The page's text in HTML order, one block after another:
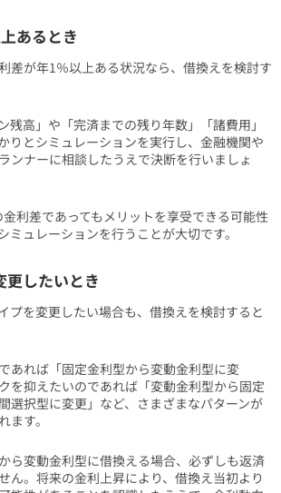
あるとき
差が年1％以上ある状況なら、借換えを検討す
残高」や「完済までの残り年数」「諸費用」
りとシミュレーションを実行し、金融機関や
ンナーに相談したうえで決断を行いましょ
利差であってもメリットを享受できる可能性
ミュレーションを行うことが大切です。
更したいとき
プを変更したい場合も、借換えを検討すると
あれば「固定金利型から変動金利型に変
を抑えたいのであれば「変動金利型から固定
選択型に変更」など、さまざまなパターンが
ます。
ら変動金利型に借換える場合、必ずしも返済
ん。将来の金利上昇により、借換え当初より